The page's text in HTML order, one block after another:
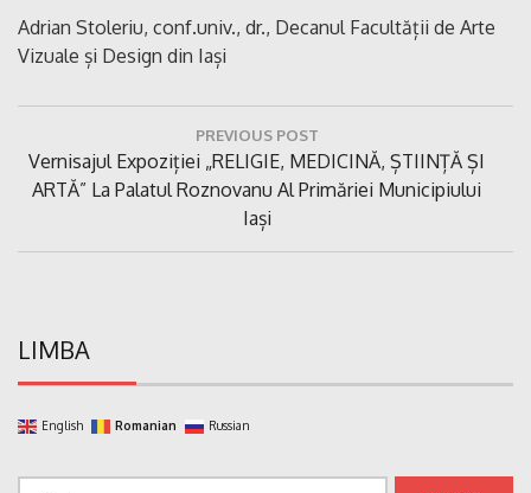
Adrian Stoleriu, conf.univ., dr., Decanul Facultății de Arte
Vizuale și Design din Iași
articole
PREVIOUS POST
Previous
Post:
Vernisajul Expoziției „RELIGIE, MEDICINĂ, ȘTIINȚĂ ȘI
ARTĂ” La Palatul Roznovanu Al Primăriei Municipiului
Iași
LIMBA
English Romanian Russian